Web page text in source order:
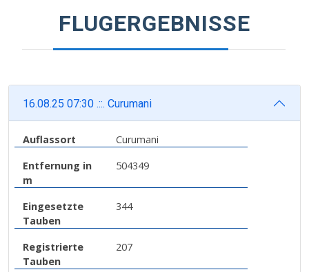
FLUGERGEBNISSE
16.08.25 07:30 .::. Curumani
Auflassort
Curumani
Entfernung in
m
504349
Eingesetzte
Tauben
344
Registrierte
Tauben
207